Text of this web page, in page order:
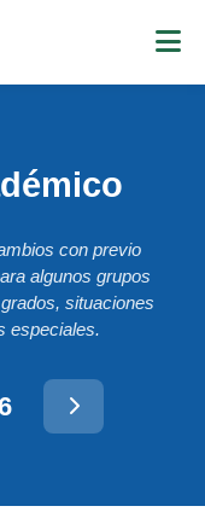
con previo
algunos grupos
situaciones
especiales.